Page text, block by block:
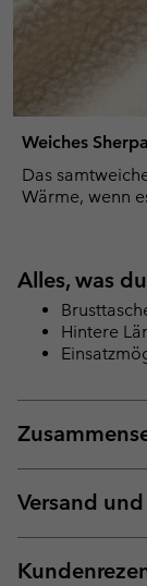
Weiches
Das
Wärme, wenn
Alles, was
Hintere
Versand